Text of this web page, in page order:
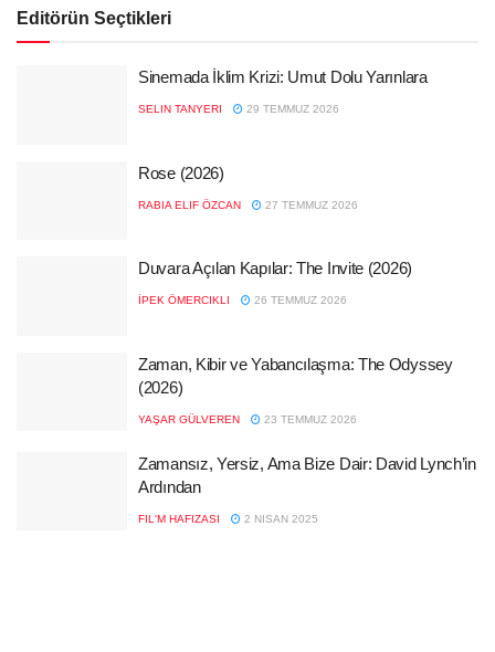
Editörün Seçtikleri
Sinemada İklim Krizi: Umut Dolu Yarınlara
SELIN TANYERI 29 TEMMUZ 2026
Rose (2026)
RABIA ELIF ÖZCAN 27 TEMMUZ 2026
Duvara Açılan Kapılar: The Invite (2026)
İPEK ÖMERCIKLI 26 TEMMUZ 2026
Zaman, Kibir ve Yabancılaşma: The Odyssey
(2026)
YAŞAR GÜLVEREN 23 TEMMUZ 2026
Zamansız, Yersiz, Ama Bize Dair: David Lynch’in
Ardından
FIL'M HAFIZASI 2 NISAN 2025